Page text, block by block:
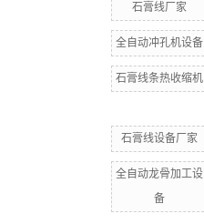
石膏线厂家
全自动冲孔机设备
石膏线条热收缩机
石膏线设备厂家
全自动龙骨加工设
备